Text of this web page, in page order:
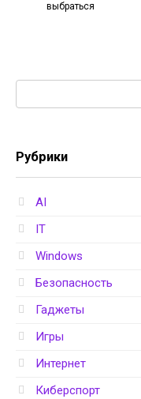
выбраться
Рубрики
AI
IT
Windows
Безопасность
Гаджеты
Игры
Интернет
Киберспорт